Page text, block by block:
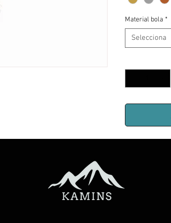
Material bola *
Selecciona